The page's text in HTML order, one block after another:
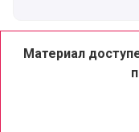
Материал